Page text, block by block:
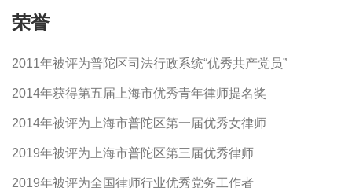
荣誉
2011年被评为普陀区司法行政系统“优秀共产党员”
2014年获得第五届上海市优秀青年律师提名奖
2014年被评为上海市普陀区第一届优秀女律师
2019年被评为上海市普陀区第三届优秀律师
2019年被评为全国律师行业优秀党务工作者